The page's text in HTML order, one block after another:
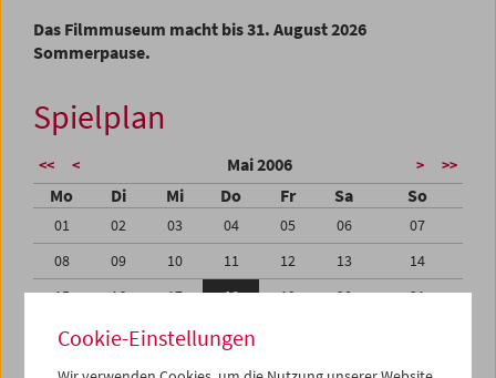
Das Filmmuseum macht bis 31. August 2026
Sommerpause.
Spielplan
<< < Mai 2006 > >>
Mo Di Mi Do Fr Sa So
01 02 03 04 05 06
07
08
09 10 11 12 13
14
15
16 17 18 19 20
21
22
23 24 25
29
31 02
04
Cookie-Einstellungen